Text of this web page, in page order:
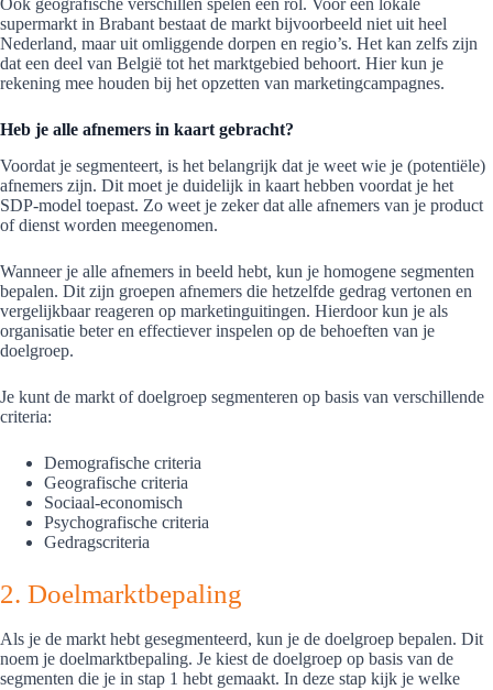
Ook geografische verschillen spelen een rol. Voor een lokale
supermarkt in Brabant bestaat de markt bijvoorbeeld niet uit heel
Nederland, maar uit omliggende dorpen en regio’s. Het kan zelfs zijn
dat een deel van België tot het marktgebied behoort. Hier kun je
rekening mee houden bij het opzetten van marketingcampagnes.
Heb je alle afnemers in kaart gebracht?
Voordat je segmenteert, is het belangrijk dat je weet wie je (potentiële)
afnemers zijn. Dit moet je duidelijk in kaart hebben voordat je het
SDP-model toepast. Zo weet je zeker dat alle afnemers van je product
of dienst worden meegenomen.
Wanneer je alle afnemers in beeld hebt, kun je homogene segmenten
bepalen. Dit zijn groepen afnemers die hetzelfde gedrag vertonen en
vergelijkbaar reageren op marketinguitingen. Hierdoor kun je als
organisatie beter en effectiever inspelen op de behoeften van je
doelgroep.
Je kunt de markt of doelgroep segmenteren op basis van verschillende
criteria:
Demografische criteria
Geografische criteria
Sociaal-economisch
Psychografische criteria
Gedragscriteria
2. Doelmarktbepaling
Als je de markt hebt gesegmenteerd, kun je de doelgroep bepalen. Dit
noem je doelmarktbepaling. Je kiest de doelgroep op basis van de
segmenten die je in stap 1 hebt gemaakt. In deze stap kijk je welke